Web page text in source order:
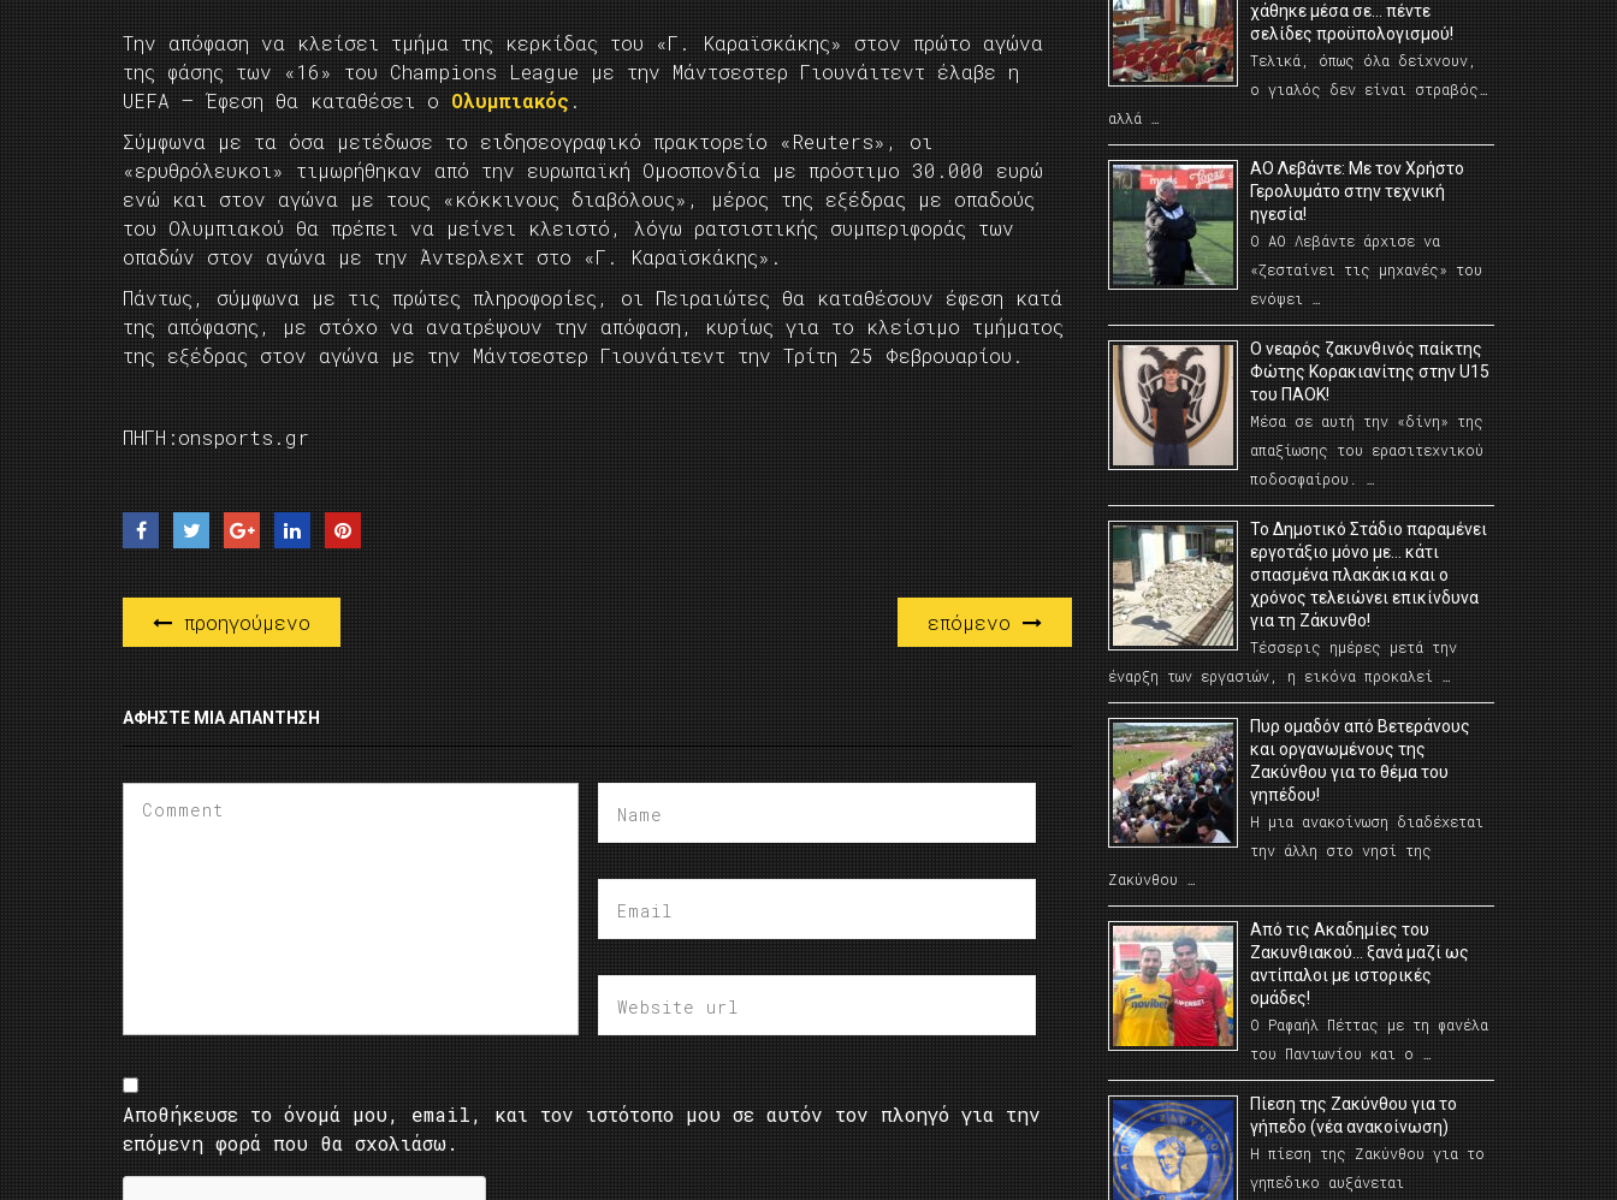
Την απόφαση να κλείσει τμήμα της κερκίδας του «Γ. Καραϊσκάκης» στον πρώτο αγώνα
της φάσης των «16» του Champions League με την Μάντσεστερ Γιουνάιτεντ έλαβε η
UEFA – Έφεση θα καταθέσει ο Ολυμπιακός .
Σύμφωνα με τα όσα μετέδωσε το ειδησεογραφικό πρακτορείο «Reuters», οι
«ερυθρόλευκοι» τιμωρήθηκαν από την ευρωπαϊκή Ομοσπονδία με πρόστιμο 30.000 ευρώ
ενώ και στον αγώνα με τους «κόκκινους διαβόλους», μέρος της εξέδρας με οπαδούς
του Ολυμπιακού θα πρέπει να μείνει κλειστό, λόγω ρατσιστικής συμπεριφοράς των
οπαδών στον αγώνα με την Άντερλεχτ στο «Γ. Καραϊσκάκης».
Πάντως, σύμφωνα με τις πρώτες πληροφορίες, οι Πειραιώτες θα καταθέσουν έφεση κατά
της απόφασης, με στόχο να ανατρέψουν την απόφαση, κυρίως για το κλείσιμο τμήματος
της εξέδρας στον αγώνα με την Μάντσεστερ Γιουνάιτεντ την Τρίτη 25 Φεβρουαρίου.
ΠΗΓΗ:onsports.gr
προηγούμενο επόμενο
ΑΦΉΣΤΕ ΜΙΑ ΑΠΆΝΤΗΣΗ
Αποθήκευσε το όνομά μου, email, και τον ιστότοπο μου σε αυτόν τον πλοηγό για την
επόμενη φορά που θα σχολιάσω.
χάθηκε μέσα σε… πέντε
σελίδες προϋπολογισμού!
Τελικά, όπως όλα δείχνουν,
ο γιαλός δεν είναι στραβός…
αλλά …
ΑΟ Λεβάντε: Με τον Χρήστο
Γερολυμάτο στην τεχνική
ηγεσία!
Ο ΑΟ Λεβάντε άρχισε να
«ζεσταίνει τις μηχανές» του
ενόψει …
O νεαρός ζακυνθινός παίκτης
Φώτης Κορακιανίτης στην U15
του ΠΑΟΚ!
Μέσα σε αυτή την «δίνη» της
απαξίωσης του ερασιτεχνικού
ποδοσφαίρου. …
Το Δημοτικό Στάδιο παραμένει
εργοτάξιο μόνο με… κάτι
σπασμένα πλακάκια και ο
χρόνος τελειώνει επικίνδυνα
για τη Ζάκυνθο!
Τέσσερις ημέρες μετά την
έναρξη των εργασιών, η εικόνα προκαλεί …
Πυρ ομαδόν από Βετεράνους
και οργανωμένους της
Ζακύνθου για το θέμα του
γηπέδου!
Η μια ανακοίνωση διαδέχεται
την άλλη στο νησί της
Ζακύνθου …
Από τις Ακαδημίες του
Ζακυνθιακού… ξανά μαζί ως
αντίπαλοι με ιστορικές
ομάδες!
Ο Ραφαήλ Πέττας με τη φανέλα
του Πανιωνίου και ο …
Πίεση της Ζακύνθου για το
γήπεδο (νέα ανακοίνωση)
Η πίεση της Ζακύνθου για το
γηπεδικο αυξάνεται